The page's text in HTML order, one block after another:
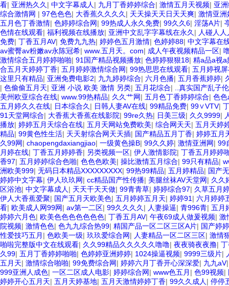
看| 亚洲热久久 | 中文字幕成人 | 九月丁香婷婷综合| 激情五月天视频| 亚
综合激情网 | 97色色色| 大香蕉久久久久 | 天天操天天日天天爽| 激情亚洲
五月色丁香激情| 色婷婷综合网| 99热成人永久免费| 99久久6| 淫荡A片|
色情在线观看| 福利视频在线播放| 亚洲中文乱字字幕线在永久 | 人碰人
免费| 丁香五月AV| 免费九九热| 婷婷色五月激情| 色婷婷88| 中文字幕在
av蜜臀av粉嫩av永陈冠希| www.五月天。com| 成人午夜视频精品一区|
激情综合五月婷婷啪啪| 91国产精品视频播放| 色婷婷狠狠18| 精a品a视a
合五月天婷婷丁香| 五月婷婷激情综合网| 99热思思在线观看| 五月婷视
这里只有精品| 亚洲免费电影2| 九九婷婷综合| 六月色播| 五月香蕉婷婷|
| 色偷偷五月天| 亚洲 小说 欧美 激情 另类| 五月花综合|
..真实国产乱子
美州欧亚综合在线| www.99热精品| 久久艹网| 五月色丁香婷婷综合| 色色
五月婷久久在线| 日本综合久 | 日韩人妻AV在线| 99精品免费| 99∨VTV|
91天堂网综合| 大香蕉大香蕉在线影院| 99re久热| 日美三级| 久久9999|
播放| 婷婷五月天综合在线| 五月天网站免费欧美| 综合网天天| 五月天婷
精品| 99黄色性生活| 天天射综合网天天插| 国产精品五月丁香| 婷婷五月
久99网| chaopengdaxiangjiao| 一级黄色操B| 99久久婷| 激情亚洲网| 99
月婷在线| 丁香五月婷婷香| 另类视频一区| 伊人激情影院| 丁香五月婷婷
香97| 五月婷婷综合色啪| 色色色欧美| 操比激情五月综合| 99只有精品|
洲欧美999| 无码日本精品XXXXXXXXX| 99热99精品| 五月婷精品| 国产
婷婷中文字幕| 伊人玖玖网| cc精品国产性传播| 美腿丝袜AV天堂网| 久久
区浴池| 中文字幕成人 | 天天干天天做| 99青青草| 婷婷综合97| 久草五月
伊人大香蕉爱聚| 国产五月天欧美色| 五月婷婷五月天| 婷婷91 | 六月婷婷
看| 欧美成人网99网| av第一二区| 99久久久久 | 人妻操逼| 青996青| 五月
婷婷六月色| 欧美色色色色色色色| 丁香五月AV| 午夜69成人做爰视频| 激
院视频| 激情色色| 色九九综合热99| 精国产品一区二区三区A片| 国产婷
性爱技巧五月 | 色欧美一级| 玖玖爱综合网| 人妻精品一区二区三区| 激情
啪啦完整版中文在线观看| 久久99精品久久久久久噜噜| 夜夜骑夜夜撸|
久99| 五月丁香婷婷啪啪| 色婷婷亚洲婷婷| 1024操逼视频| 9999三级片|
五月天| 激情综合啪啪| 99免费综合网| 婷婷六月丁香开心深深爱| 九九aV
999亚洲人成色| 一区二区成人电影| 婷婷综合网| www色五月 | 色99视频|
婷婷开心五月天| 五月天婷基地| 五月天激情婷婷丁香| 99久久成人 | 停停